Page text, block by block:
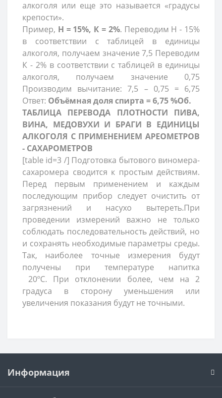
алкоголя или еще это называется «градусы
крепости».
Пример, Н = 15%, К = 2%. Переводим Н - 15%
в соответствии с таблицей в единицы
алкоголя, получаем значение 7,5 Переводим
К - 2% в соответствии с таблицей в единицы
алкоголя, получаем значение 0,75
Производим вычитание: 7,5 – 0,75 = 6,75
Ответ: Объёмная доля спирта = 6,75 %Об.
ТАБЛИЦА ПЕРЕВОДА ПЛОТНОСТИ ПИВА,
ВИНА, МЕДОВУХИ И БРАГИ В ЕДИНИЦЫ
АЛКОГОЛЯ С ПРИМЕНЕНИЕМ АРЕОМЕТРОВ
- САХАРОМЕТРОВ
[table id=3 /] Подготовка бытового виномера-
сахаромера сводится к простым действиям.
Перед первым применением и каждым
последующим прибор следует очистить от
загрязнений и насухо вытереть.При
проведении измерений важно не только
соблюдать последовательность действий, но
и сохранять необходимые параметры среды.
Так, наиболее точные измерения будут
получены при температуре напитка
20ºC. При отклонении более, чем на 2
градуса в сторону уменьшения или
увеличения показания будут не точными.
Информация